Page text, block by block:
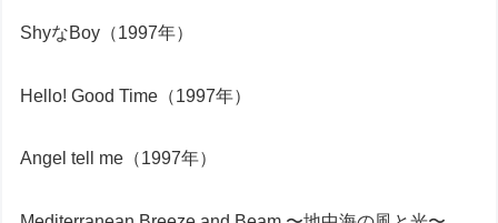
ShyなBoy（1997年）
Hello! Good Time（1997年）
Angel tell me（1997年）